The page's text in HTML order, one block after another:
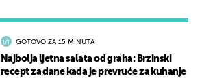
GOTOVO ZA 15 MINUTA
Najbolja ljetna salata od graha: Brzinski
recept za dane kada je prevruće za kuhanje